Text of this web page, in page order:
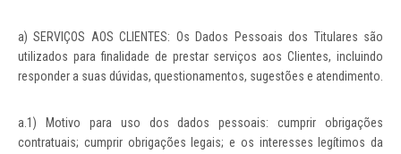
a) SERVIÇOS AOS CLIENTES: Os Dados Pessoais dos Titulares são
utilizados para finalidade de prestar serviços aos Clientes, incluindo
responder a suas dúvidas, questionamentos, sugestões e atendimento.
a.1) Motivo para uso dos dados pessoais: cumprir obrigações
contratuais; cumprir obrigações legais; e os interesses legítimos da